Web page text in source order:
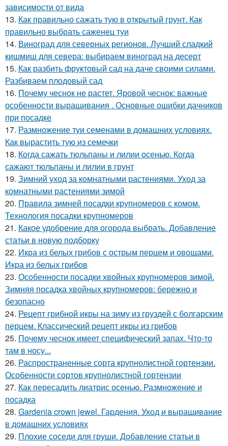
зависимости от вида
13. Как правильно сажать тую в открытый грунт. Как
правильно выбрать саженец туи
14. Виноград для северных регионов. Лучший сладкий
кишмиш для севера: выбираем виноград на десерт
15. Как разбить фруктовый сад на даче своими силами.
Разбиваем плодовый сад
16. Почему чеснок не растет. Яровой чеснок: важные
особенности выращивания . Основные ошибки дачников
при посадке
17. Размножение туи семенами в домашних условиях.
Как вырастить тую из семечки
18. Когда сажать тюльпаны и лилии осенью. Когда
сажают тюльпаны и лилии в грунт
19. Зимний уход за комнатными растениями. Уход за
комнатными растениями зимой
20. Правила зимней посадки крупномеров с комом.
Технология посадки крупномеров
21. Какое удобрение для огорода выбрать. Добавление
статьи в новую подборку
22. Икра из белых грибов с острым перцем и овощами.
Икра из белых грибов
23. Особенности посадки хвойных крупномеров зимой.
Зимняя посадка хвойных крупномеров: бережно и
безопасно
24. Рецепт грибной икры на зиму из груздей с болгарским
перцем. Классический рецепт икры из грибов
25. Почему чеснок имеет специфический запах. Что-то
там в носу...
26. Распространенные сорта крупнолистной гортензии.
Особенности сортов крупнолистной гортензии
27. Как пересадить лиатрис осенью. Размножение и
посадка
28. Gardenia crown jewel. Гардения. Уход и выращивание
в домашних условиях
29. Плохие соседи для груши. Добавление статьи в